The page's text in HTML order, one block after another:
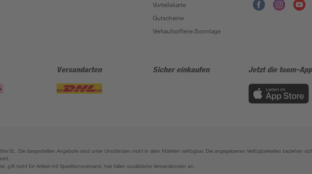
Vorteilskarte
Gutscheine
Verkaufsoffene Sonntage
Versandarten Sicher einkaufen Jetzt die toom-
Die dargestellten Angebote sind unter Umständen nicht in allen Märkten verfügbar. Die angegebenen Verfügbarkeiten beziehen
gilt nicht für Artikel mit Speditionsversand, hier fallen zusätzliche Versandkosten an.